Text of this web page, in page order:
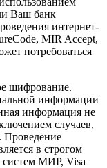
Ваш банк
интернет-
MIR Accept,
потребоваться
шифрование.
информации
информация не
случаев,
Проведение
в строгом
систем МИР, Visa